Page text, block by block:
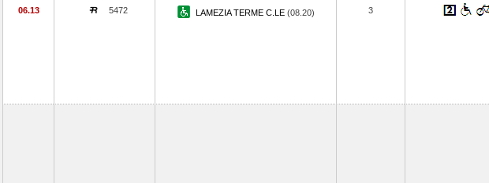
06.13 5472 LAMEZIA TERME C.LE (08.20) 3